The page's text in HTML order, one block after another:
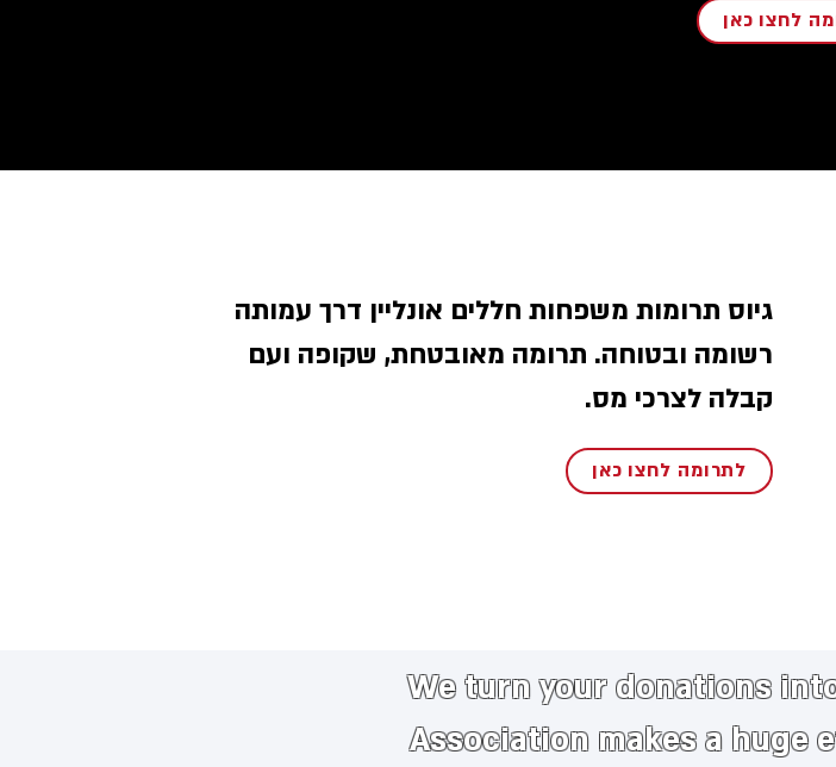
לחצו כאן
גיוס תרומות משפחות חללים אונליין דרך עמותה
רשומה ובטוחה. תרומה מאובטחת, שקופה ועם
קבלה לצרכי מס.
לתרומה לחצו כאן
We turn your donations
Association makes a huge